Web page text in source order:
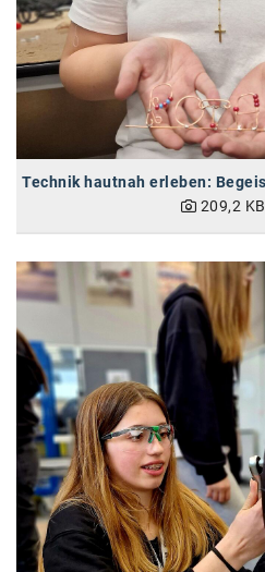
Neudoerfler
OBI
Oral-B
PAYBACK
P&G
RIC
Schiefer Rechtsanwälte
Security KAG
smart
Smile Österreich
Strategie Austria
209,2 KB